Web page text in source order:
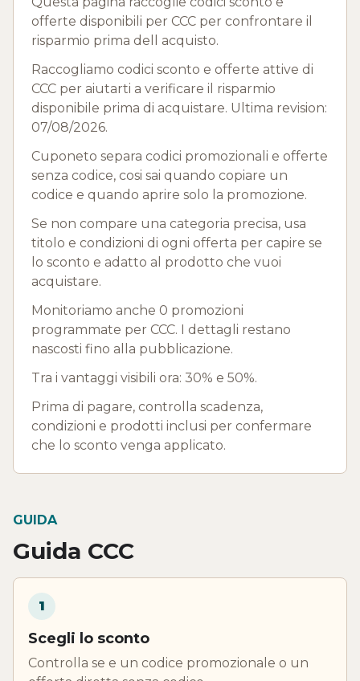
offerte disponibili per CCC per confrontare il
risparmio prima dell acquisto.
Raccogliamo codici sconto e offerte attive di
CCC per aiutarti a verificare il risparmio
disponibile prima di acquistare. Ultima revision:
07/08/2026.
Cuponeto separa codici promozionali e offerte
senza codice, cosi sai quando copiare un
codice e quando aprire solo la promozione.
Se non compare una categoria precisa, usa
titolo e condizioni di ogni offerta per capire se
lo sconto e adatto al prodotto che vuoi
acquistare.
Monitoriamo anche 0 promozioni
programmate per CCC. I dettagli restano
nascosti fino alla pubblicazione.
Tra i vantaggi visibili ora: 30% e 50%.
Prima di pagare, controlla scadenza,
condizioni e prodotti inclusi per confermare
che lo sconto venga applicato.
GUIDA
Guida CCC
1
Scegli lo sconto
Controlla se e un codice promozionale o un